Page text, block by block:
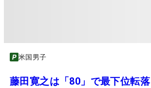
米国男子
藤田寛之は「80」で最下位転